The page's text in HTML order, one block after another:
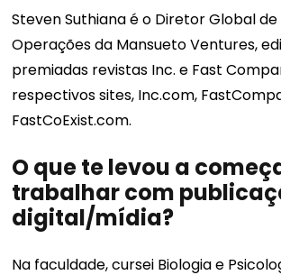
Steven Suthiana é o Diretor Global
Operações da Mansueto Ventures,
premiadas revistas Inc. e Fast
respectivos sites, Inc.com,
FastCoExist.com.
O que te levou a
trabalhar com
digital/mídia?
Na faculdade, cursei Biologia e